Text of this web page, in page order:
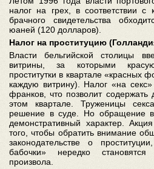
налог на грех, в соответствии с
брачного свидетельства
юаней (120 долларов).
Налог на проституцию
Власти бельгийской столицы
витрины, за которыми
проститутки в квартале «красных
каждую витрину). Налог «на
франков, что позволит содержать
этом квартале. Труженицы
решение в суде. Но обращение в
демонстративный характер.
того, чтобы обратить внимание
законодательстве о
бабочки» нередко становятся
произвола.